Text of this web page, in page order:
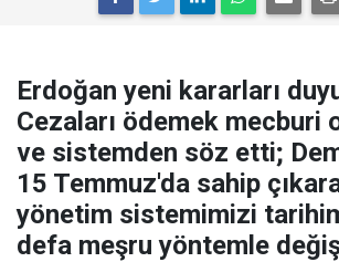
Erdoğan yeni kararları
Cezaları ödemek mecburi
ve sistemden söz etti;
15 Temmuz'da sahip
yönetim sistemimizi
defa meşru yöntemle